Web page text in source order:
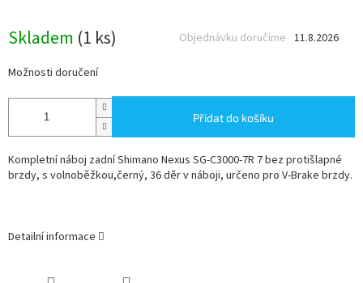
Skladem (1 ks) 11.8.2026
Objednávku doručíme
Možnosti doručení
Přidat do košíku
Kompletní náboj zadní Shimano Nexus SG-C3000-7R 7 bez protišlapné
brzdy, s volnoběžkou,černý, 36 děr v náboji, určeno pro V-Brake brzdy.
Detailní informace